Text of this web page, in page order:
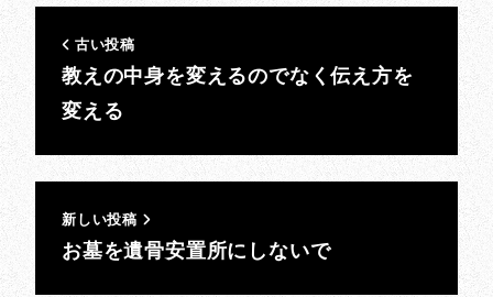
古い投稿
教えの中身を変えるのでなく伝え方を
変える
新しい投稿
お墓を遺骨安置所にしないで